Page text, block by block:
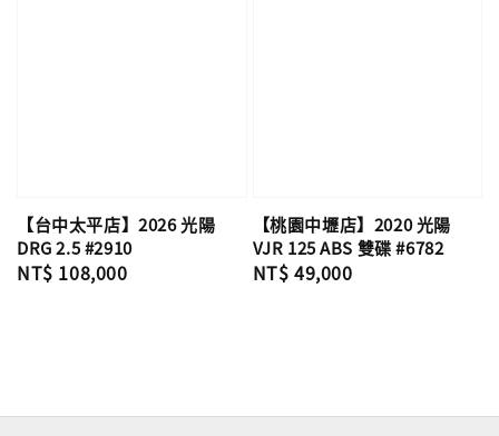
【台中太平店】2026 光陽
DRG 2.5 #2910
Regular
NT$ 108,000
【桃園中壢店】2020 光陽
VJR 125 ABS 雙碟 #6782
Regular
NT$ 49,000